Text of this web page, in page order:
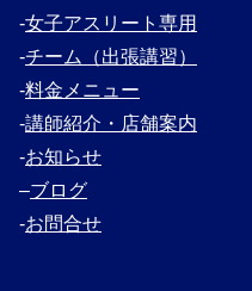
‐女子アスリート専用
‐チーム（出張講習）
‐料金メニュー
‐講師紹介・ 店舗案内
‐お知らせ
–ブログ
‐お問合せ